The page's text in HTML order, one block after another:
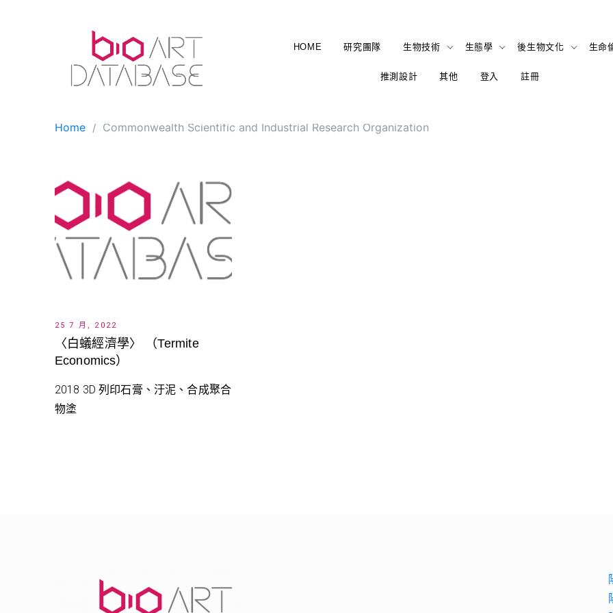
HOME 研究團隊 生物技術 生態學 後生物文化 生命
推測設計 其他 登入 註冊
Home Commonwealth Scientific and Industrial Research Organization
25 7 月, 2022
〈白蟻經濟學〉 （Termite
Economics）
2018 3D 列印石膏、汙泥、合成聚合
物塗